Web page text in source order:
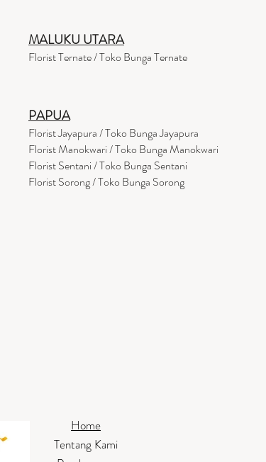
MALUKU UTARA
Florist Ternate / Toko Bunga Ternate
PAPUA
Florist Jayapura / Toko Bunga Jayapura
Florist Manokwari / Toko Bunga Manokwari
Florist Sentani / Toko Bunga Sentani
Florist Sorong / Toko Bunga Sorong
Home
Tentang Kami